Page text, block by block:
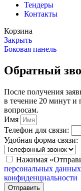
Тендеры
Контакты
Корзина
Закрыть
Боковая панель
Обратный
После получения
в течение 20 минут и
вопросам.
Имя
Телефон для связи:
Удобная форма связи:
Нажимая
персональных данных
конфиденциальности
Отправить